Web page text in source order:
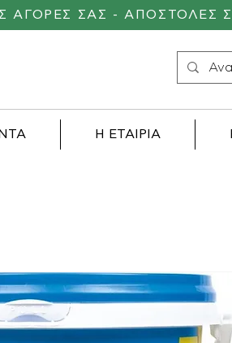
Η ΕΤΑΙΡΙΑ
ΑΓΟΡΕΣ ΣΑΣ -